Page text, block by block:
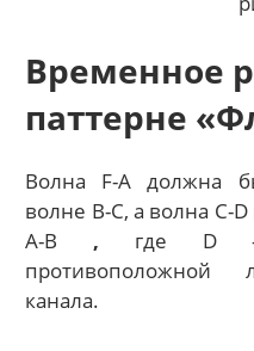
Временное
паттерне
Волна F-А должна
волне В-С, а волна С-
А-В , где D –
противоположной
канала.